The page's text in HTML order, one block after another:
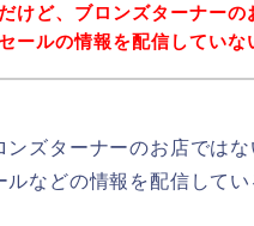
だけど、ブロンズターナー
セールの情報を配信していな
ンズターナーのお店では
などの情報を配信してい